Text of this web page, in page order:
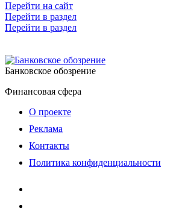
Перейти на сайт
Перейти в раздел
Перейти в раздел
Банковское обозрение
Финансовая сфера
О проекте
Реклама
Контакты
Политика конфиденциальности